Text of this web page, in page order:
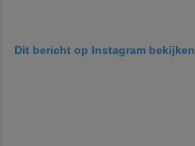
Dit bericht op Instagram bekijken